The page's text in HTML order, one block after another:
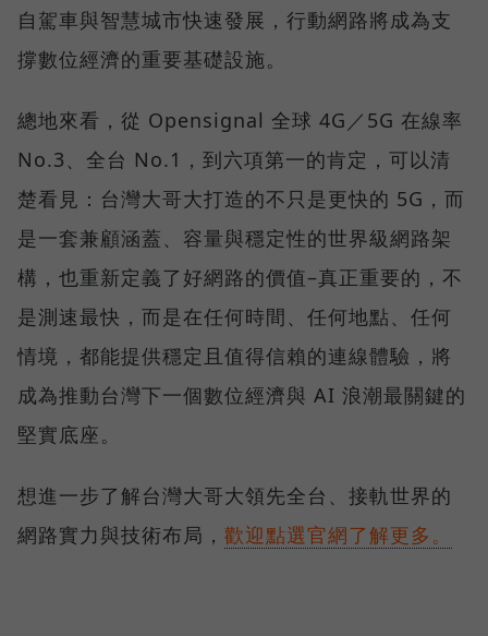
自駕車與智慧城市快速發展，行動網路將成為支
撐數位經濟的重要基礎設施。
總地來看，從 Opensignal 全球 4G／5G 在線率
No.3、全台 No.1，到六項第一的肯定，可以清
楚看見：台灣大哥大打造的不只是更快的 5G，而
是一套兼顧涵蓋、容量與穩定性的世界級網路架
構，也重新定義了好網路的價值–真正重要的，不
是測速最快，而是在任何時間、任何地點、任何
情境，都能提供穩定且值得信賴的連線體驗，將
成為推動台灣下一個數位經濟與 AI 浪潮最關鍵的
堅實底座。
想進一步了解台灣大哥大領先全台、接軌世界的
網路實力與技術布局， 歡迎點選官網了解更多。